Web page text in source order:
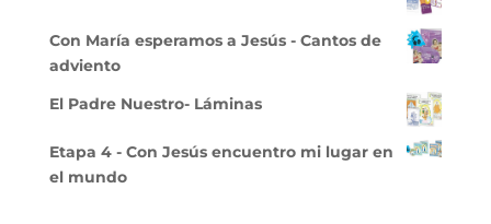
Con María esperamos a Jesús - Cantos de
adviento
El Padre Nuestro- Láminas
Etapa 4 - Con Jesús encuentro mi lugar en
el mundo